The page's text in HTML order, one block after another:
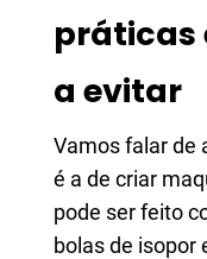
práticas
a evitar
Vamos falar de
é a de criar
pode ser feito
bolas de isopor